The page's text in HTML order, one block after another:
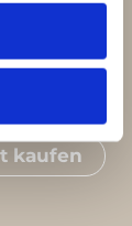
kaufen